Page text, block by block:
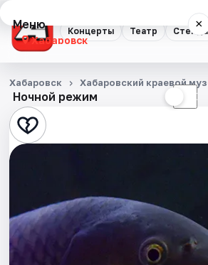
Концерты Театр
Меню ×
Хабаровск
Концерты
Театр
Стендап
Экскурсии
Спорт
Ночной режим ☾
Хабаровск Хабаровский краевой